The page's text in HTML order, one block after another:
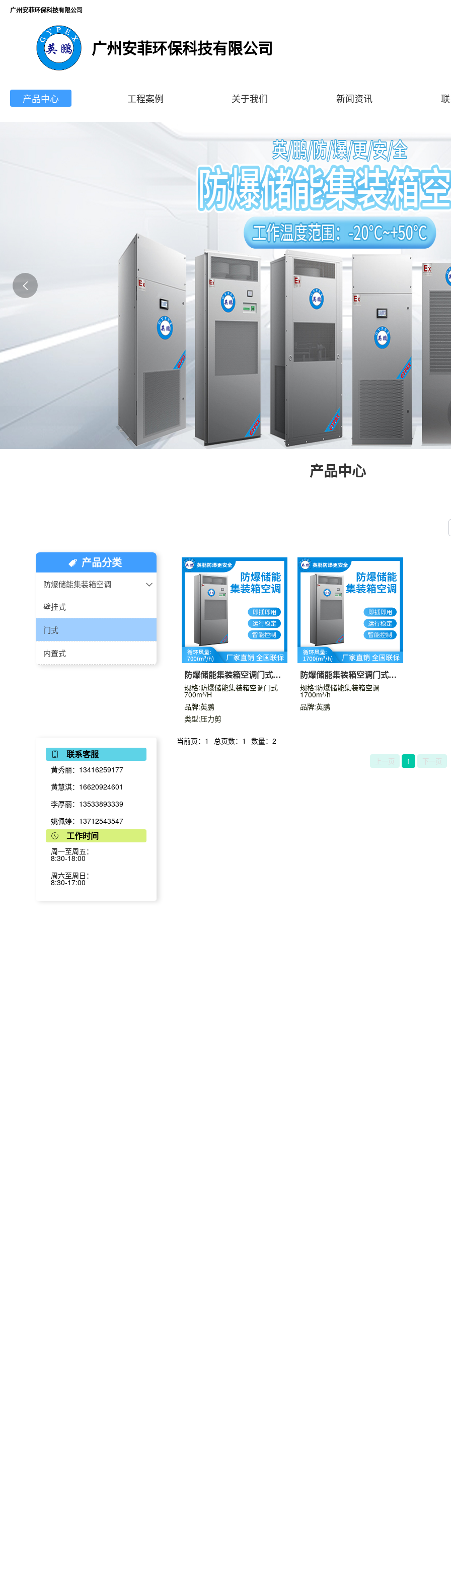
广州安菲环保科技有限公司
广州安菲环保科技有限公司
产品中心
联系客服
黄秀丽：13416259177
黄慧淇：16620924601
李厚丽：13533893339
姚佩婷：13712543547
工作时间
周一至周五：
8:30-18:00
周六至周日：
8:30-17:00
产品分类
防爆储能集装箱空调
壁挂式
门式
内置式
产品中心 工程案例 关于我们 新闻资讯
防爆储能集装箱空调门式
700m³/H
规格:防爆储能集装箱空调门式
700m³/H
品牌:英鹏
类型:压力剪
防爆储能集装箱空调门式
1700m³/h
规格:防爆储能集装箱空调
1700m³/h
品牌:英鹏
当前页：1 总页数：1 数量：2
上一页 1 下一页